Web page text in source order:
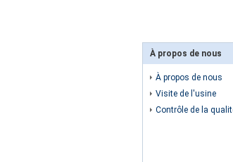
À propos de nous
À propos de nous
Visite de l'usine
Contrôle de la